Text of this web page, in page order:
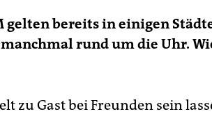
gelten bereits in einigen
rund um die Uhr.
zu Gast bei Freunden sein